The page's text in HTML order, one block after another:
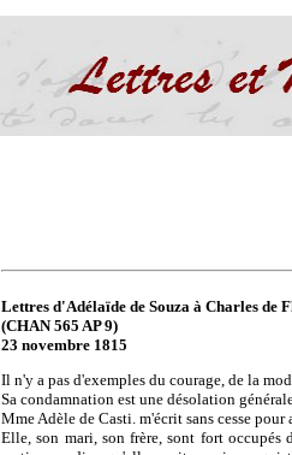
Lettres d'Adélaïde de Souza à Charles de
(CHAN 565 AP 9)
23 novembre 1815
Il n'y a pas d'exemples du courage, de la
Sa condamnation est une désolation
Mme Adèle de Casti. m'écrit sans cesse
Elle, son mari, son frère, sont fort occupés